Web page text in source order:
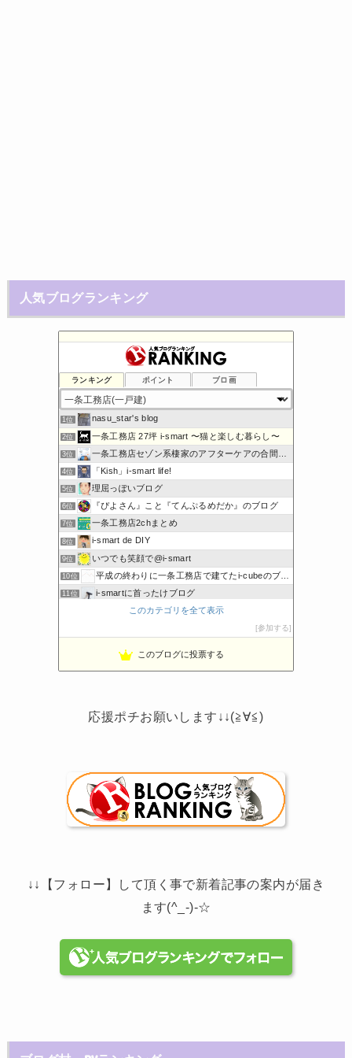
人気ブログランキング
ランキング ポイント ブロ画
1位 nasu_star's blog
2位 一条工務店 27坪 i-smart 〜猫と楽しむ暮らし〜
3位 一条工務店セゾン系棲家のアフターケアの合間に綴るブログ
4位 「Kish」i-smart life!
5位 理屈っぽいブログ
6位 『ぴよさん』こと『てんぷるめだか』のブログ
7位 一条工務店2chまとめ
8位 i-smart de DIY
9位 いつでも笑顔で@i-smart
10位 平成の終わりに一条工務店で建てたi-cubeのブログ
11位 i-smartに首ったけブログ
節約しないエコライフ
わかまっちょのおうち
このカテゴリを全て表示
参加する
このブログに投票する
応援ポチお願いします↓↓(≧∀≦)
↓↓【フォロー】して頂く事で新着記事の案内が届き
ます(^_-)-☆